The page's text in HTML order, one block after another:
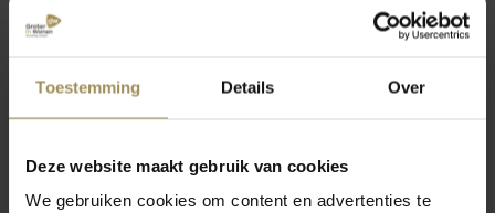
Toestemming Details Over
Deze website maakt gebruik van cookies
We gebruiken cookies om content en advertenties te
Silvana bij Groter in Wonen
ondersteuning. Daarom is Silvana al jarenlang
specialist in hoogwaardige hoofdkussens en
collectie van Silvana: comfortabele hoofdkussens
en dekbedden die bijdragen aan een gezonde
lees meer